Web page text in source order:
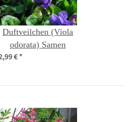
Duftveilchen (Viola
odorata) Samen
€*